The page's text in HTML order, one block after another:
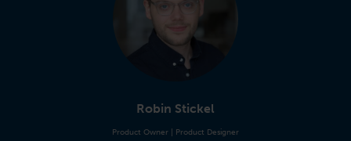
Robin Stickel
Product Owner | Product Designer